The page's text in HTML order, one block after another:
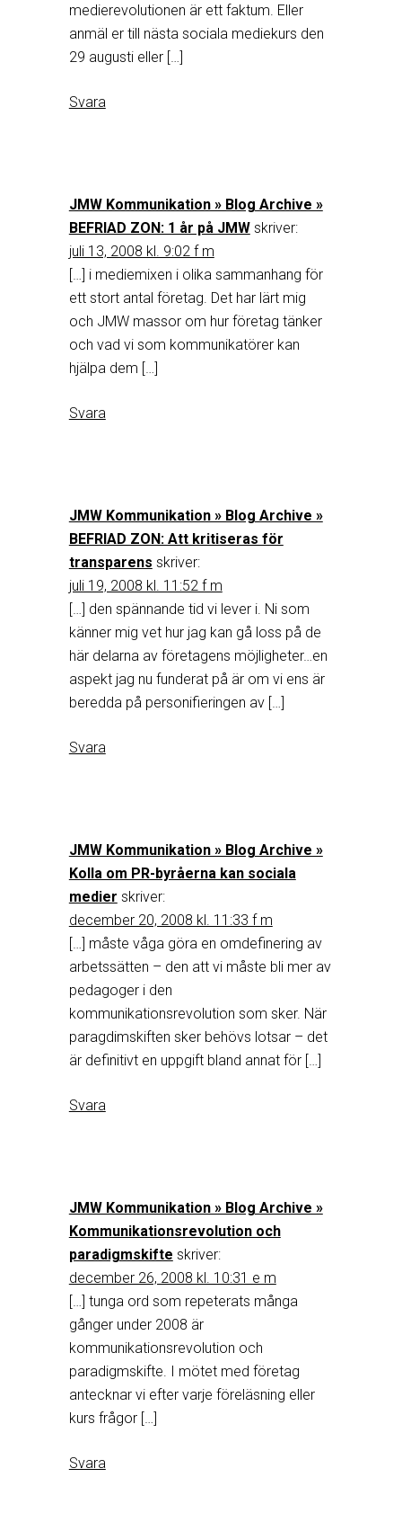
medierevolutionen är ett faktum. Eller
anmäl er till nästa sociala mediekurs den
29 augusti eller […]
Svara
JMW Kommunikation » Blog Archive »
BEFRIAD ZON: 1 år på JMW skriver:
juli 13, 2008 kl. 9:02 f m
[…] i mediemixen i olika sammanhang för
ett stort antal företag. Det har lärt mig
och JMW massor om hur företag tänker
och vad vi som kommunikatörer kan
hjälpa dem […]
Svara
JMW Kommunikation » Blog Archive »
BEFRIAD ZON: Att kritiseras för
transparens skriver:
juli 19, 2008 kl. 11:52 f m
[…] den spännande tid vi lever i. Ni som
känner mig vet hur jag kan gå loss på de
här delarna av företagens möjligheter…en
aspekt jag nu funderat på är om vi ens är
beredda på personifieringen av […]
Svara
JMW Kommunikation » Blog Archive »
Kolla om PR-byråerna kan sociala
medier skriver:
december 20, 2008 kl. 11:33 f m
[…] måste våga göra en omdefinering av
arbetssätten – den att vi måste bli mer av
pedagoger i den
kommunikationsrevolution som sker. När
paragdimskiften sker behövs lotsar – det
är definitivt en uppgift bland annat för […]
Svara
JMW Kommunikation » Blog Archive »
Kommunikationsrevolution och
paradigmskifte skriver:
december 26, 2008 kl. 10:31 e m
[…] tunga ord som repeterats många
gånger under 2008 är
kommunikationsrevolution och
paradigmskifte. I mötet med företag
antecknar vi efter varje föreläsning eller
kurs frågor […]
Svara